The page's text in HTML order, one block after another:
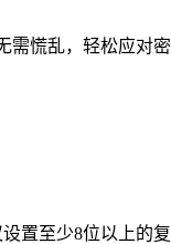
慌乱，轻松应对
置至少8位以上的